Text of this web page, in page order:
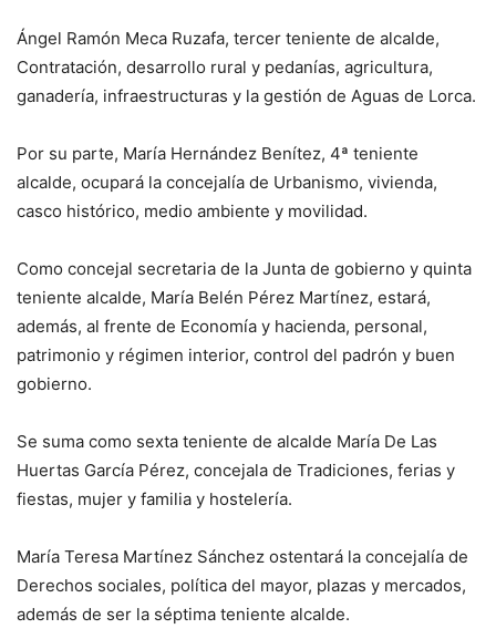
Ángel Ramón Meca Ruzafa, tercer teniente de alcalde,
Contratación, desarrollo rural y pedanías, agricultura,
ganadería, infraestructuras y la gestión de Aguas de Lorca.
Por su parte, María Hernández Benítez, 4ª teniente
alcalde, ocupará la concejalía de Urbanismo, vivienda,
casco histórico, medio ambiente y movilidad.
Como concejal secretaria de la Junta de gobierno y quinta
teniente alcalde, María Belén Pérez Martínez, estará,
además, al frente de Economía y hacienda, personal,
patrimonio y régimen interior, control del padrón y buen
gobierno.
Se suma como sexta teniente de alcalde María De Las
Huertas García Pérez, concejala de Tradiciones, ferias y
fiestas, mujer y familia y hostelería.
María Teresa Martínez Sánchez ostentará la concejalía de
Derechos sociales, política del mayor, plazas y mercados,
además de ser la séptima teniente alcalde.